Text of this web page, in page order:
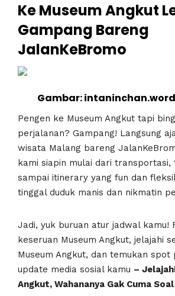
Ke Museum Angkut
Gampang Bareng
JalanKeBromo
Gambar:
Pengen ke Museum Angkut tapi
perjalanan? Gampang! Langsung
wisata Malang bareng
kami siapin mulai dari transportasi,
sampai itinerary yang fun dan
tinggal duduk manis dan nikmatin
Jadi, yuk buruan atur jadwal kamu!
keseruan Museum Angkut, jelajahi
Museum Angkut, dan temukan
update media sosial kamu –
Angkut, Wahananya Gak Cuma